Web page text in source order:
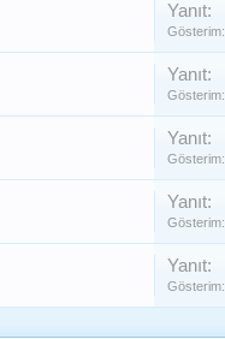
Yanıt:
Gösterim:
Yanıt:
Gösterim:
Yanıt:
Gösterim:
Yanıt:
Gösterim:
Yanıt:
Gösterim: